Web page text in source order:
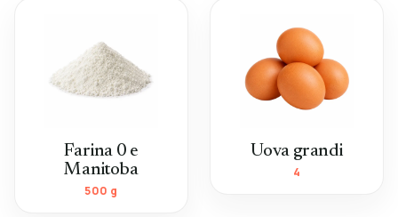
Farina 0 e
Manitoba
500 g
Uova grandi
4